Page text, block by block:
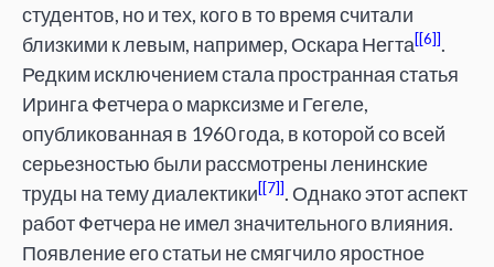
студентов, но и тех, кого в то время считали
близкими к левым, например, Оскара Негта [6] .
Редким исключением стала пространная статья
Иринга Фетчера о марксизме и Гегеле,
опубликованная в 1960 года, в которой со всей
серьезностью были рассмотрены ленинские
труды на тему диалектики [7] . Однако этот аспект
работ Фетчера не имел значительного влияния.
Появление его статьи не смягчило яростное